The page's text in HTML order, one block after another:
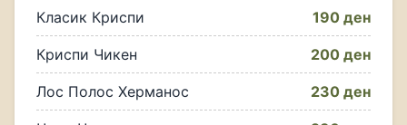
Класик Криспи 190 ден
Криспи Чикен 200 ден
Лос Полос Херманос 230 ден